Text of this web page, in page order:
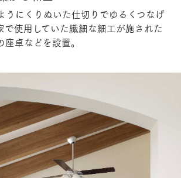
うにくりぬいた仕切りでゆるくつなげ
で使用していた繊細な細工が施された
卓などを設置。